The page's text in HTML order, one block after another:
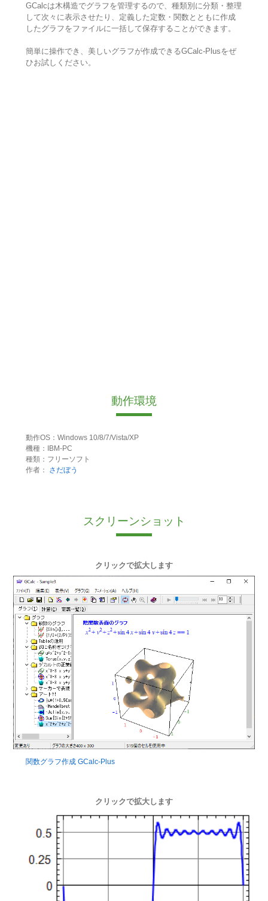
GCalcは木構造でグラフを管理するので、種類別に分類・整理
して次々に表示させたり、定義した定数・関数とともに作成
したグラフをファイルに一括して保存することができます。
簡単に操作でき、美しいグラフが作成できるGCalc-Plusをぜ
ひお試しください。
動作環境
動作OS：Windows 10/8/7/Vista/XP
機種：IBM-PC
種類：フリーソフト
作者：
さだぼう
スクリーンショット
クリックで拡大します
関数グラフ作成 GCalc-Plus
クリックで拡大します